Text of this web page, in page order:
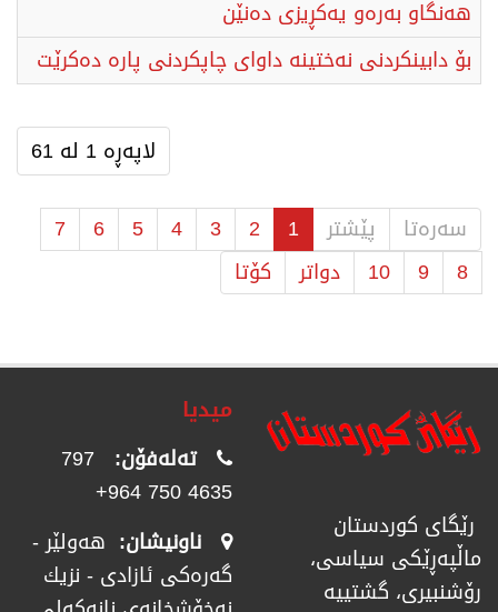
هەنگاو بەرەو یەکڕیزی دەنێن
بۆ دابینکردنی نەختینە داوای چاپکردنی پارە دەکرێت
لاپەڕە 1 لە 61
سەرەتا پێشتر 1
2
3
4
5
6
7
8
9
10 دواتر كۆتا
رێگای كوردستان
ماڵپەڕێكی سیاسی،
رۆشنبیری، گشتییە
میدیا
تەلەفۆن: 797
4635 750 964+
ناونیشان: هەولێر -
گەرەکی ئازادی - نزیك